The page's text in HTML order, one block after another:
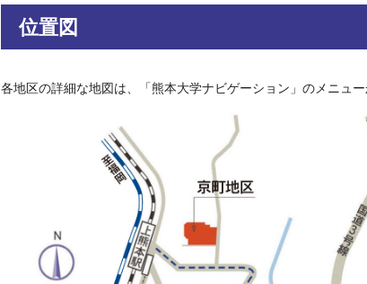
位置図
各地区の詳細な地図は、「熊本大学ナビゲーション」のメニュ